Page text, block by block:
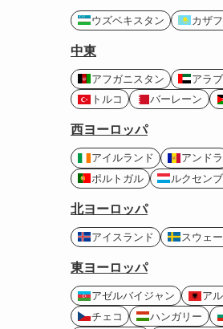
ウズベキスタン カザ
中東
アフガニスタン アラ
トルコ
バーレーン
西ヨーロッパ
アイルランド アンドラ
ポルトガル
ルクセン
北ヨーロッパ
アイスランド スウェ
東ヨーロッパ
アゼルバイジャン ア
チェコ
ハンガリー